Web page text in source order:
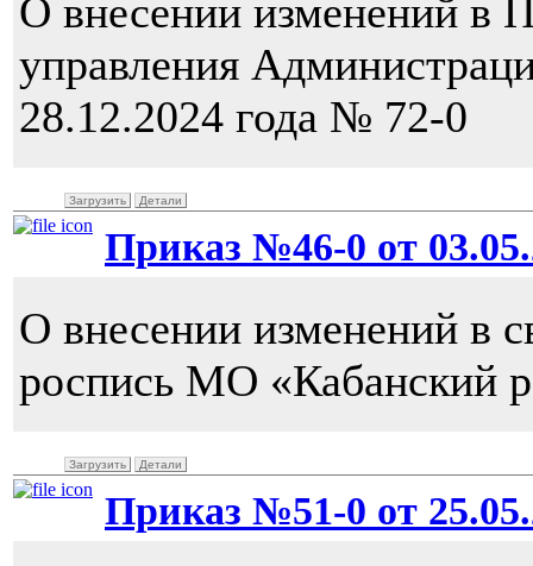
О внесении изменений в
управления
28.12.2024 года № 72-0
Загрузить Детали
Приказ №46-0 от
О внесении изменений в
роспись МО «Кабанский
Загрузить Детали
Приказ №51-0 от